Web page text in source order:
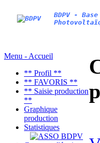
BDPV -
Menu - Accueil
** Profil **
** FAVORIS **
** Saisie production
**
Graphique
production
Statistiques